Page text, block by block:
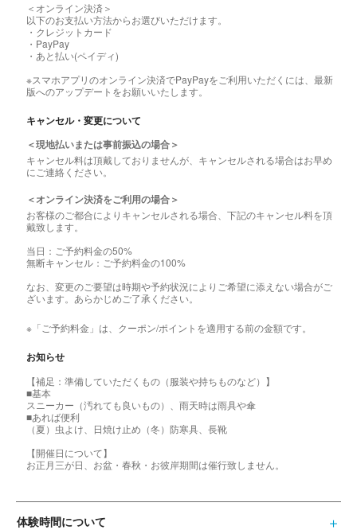
＜オンライン決済＞
以下のお支払い方法からお選びいただけます。
・クレジットカード
・PayPay
・あと払い(ペイディ)
※スマホアプリのオンライン決済でPayPayをご利用いただくには、最新
版へのアップデートをお願いいたします。
キャンセル・変更について
＜現地払いまたは事前振込の場合＞
キャンセル料は頂戴しておりませんが、キャンセルされる場合はお早め
にご連絡ください。
＜オンライン決済をご利用の場合＞
お客様のご都合によりキャンセルされる場合、下記のキャンセル料を頂
戴致します。
当日：ご予約料金の50%
無断キャンセル：ご予約料金の100%
なお、変更のご要望は時期や予約状況によりご希望に添えない場合がご
ざいます。あらかじめご了承ください。
※「ご予約料金」は、クーポン/ポイントを適用する前の金額です。
お知らせ
【補足：準備していただくもの（服装や持ちものなど）】
■基本
スニーカー（汚れても良いもの）、雨天時は雨具や傘
■あれば便利
（夏）虫よけ、日焼け止め（冬）防寒具、長靴
【開催日について】
お正月三が日、お盆・春秋・お彼岸期間は催行致しません。
体験時間について